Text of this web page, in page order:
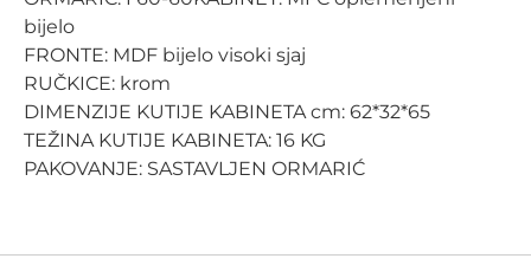
bijelo
FRONTE: MDF bijelo visoki sjaj
RUČKICE: krom
DIMENZIJE KUTIJE KABINETA cm: 62*32*65
TEŽINA KUTIJE KABINETA: 16 KG
PAKOVANJE: SASTAVLJEN ORMARIĆ